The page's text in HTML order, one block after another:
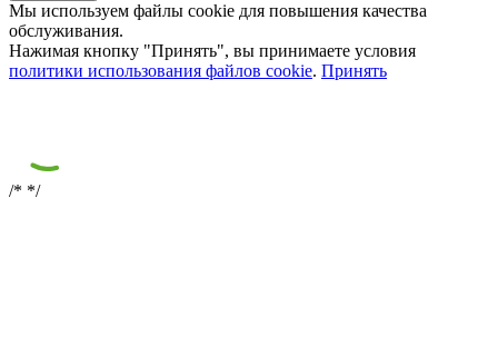
Мы используем файлы cookie для повышения качества
обслуживания.
Нажимая кнопку "Принять", вы принимаете условия
политики использования файлов cookie. Принять
/* */